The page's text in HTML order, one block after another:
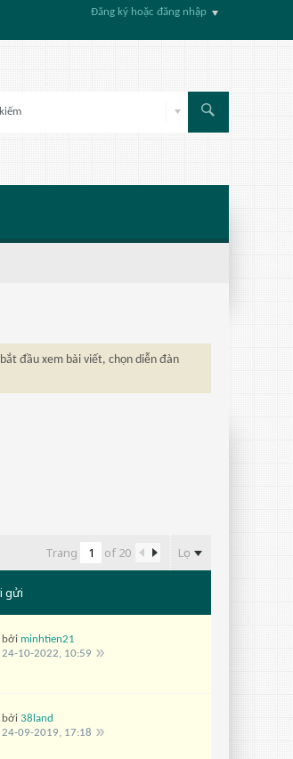
Đăng ký hoặc đăng nhập
đầu xem bài viết, chọn diễn đàn
Trang of 20 Lọc
gửi
bởi minhtien21
24-10-2022, 10:59
bởi 38land
24-09-2019, 17:18